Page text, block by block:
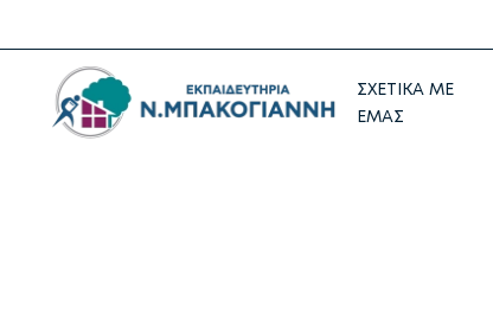
ΣΧΕΤΙΚΑ ΜΕ
ΕΜΑΣ